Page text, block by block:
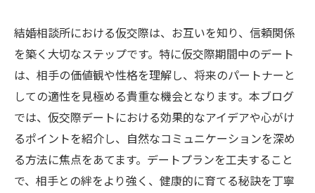
結婚相談所における仮交際は、お互いを知り、信頼関係
を築く大切なステップです。特に仮交際期間中のデート
は、相手の価値観や性格を理解し、将来のパートナーと
しての適性を見極める貴重な機会となります。本ブログ
では、仮交際デートにおける効果的なアイデアや心がけ
るポイントを紹介し、自然なコミュニケーションを深め
る方法に焦点をあてます。デートプランを工夫すること
で、相手との絆をより強く、健康的に育てる秘訣を丁寧